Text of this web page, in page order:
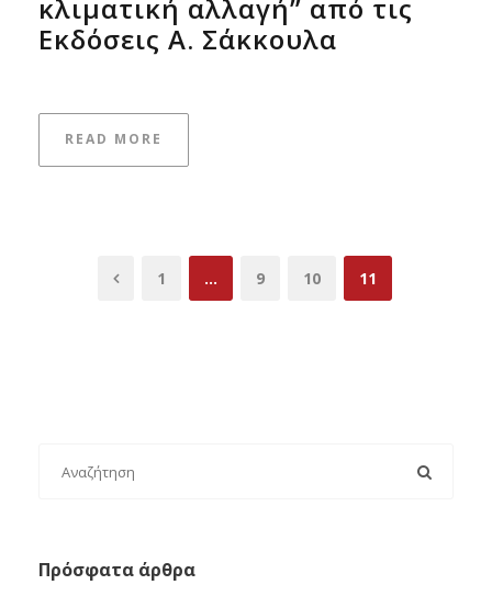
κλιματική αλλαγή” από τις
Εκδόσεις Α. Σάκκουλα
READ MORE
1 … 9 10 11
Πρόσφατα άρθρα